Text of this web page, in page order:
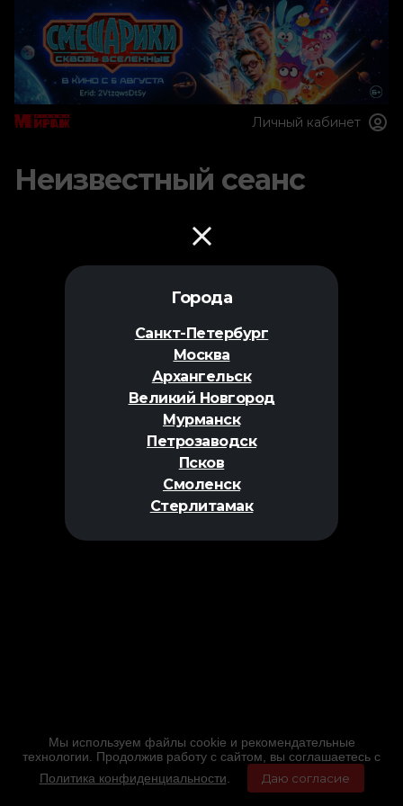
Города
Санкт-Петербург
Москва
Архангельск
Великий Новгород
Мурманск
Петрозаводск
Псков
Смоленск
Стерлитамак
Личный кабинет
Неизвестный сеанс
Мы используем файлы cookie и рекомендательные
технологии. Продолжив работу с сайтом, вы соглашаетесь с
Политика конфиденциальности
Даю согласие